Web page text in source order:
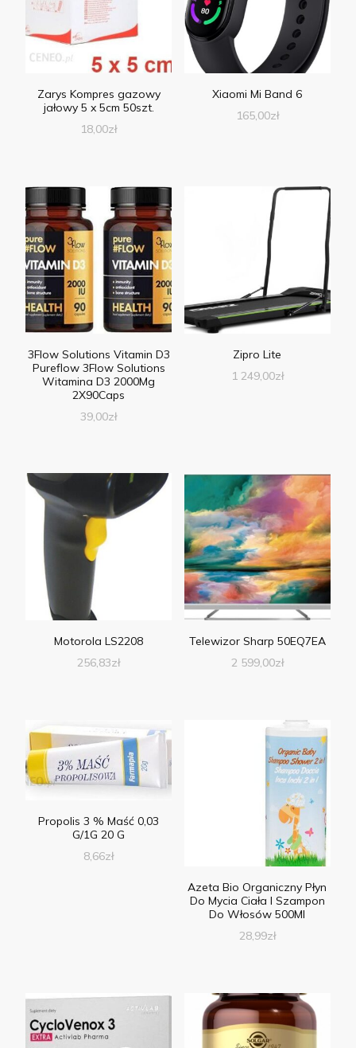
Zarys Kompres gazowy
jałowy 5 x 5cm 50szt.
18,00zł
Xiaomi Mi Band 6
165,00zł
3Flow Solutions Vitamin D3
Pureflow 3Flow Solutions
Witamina D3 2000Mg
2X90Caps
39,00zł
Zipro Lite
1 249,00zł
Motorola LS2208
256,83zł
Telewizor Sharp 50EQ7EA
2 599,00zł
Propolis 3 % Maść 0,03
G/1G 20 G
8,66zł
Azeta Bio Organiczny Płyn
Do Mycia Ciała I Szampon
Do Włosów 500Ml
28,99zł